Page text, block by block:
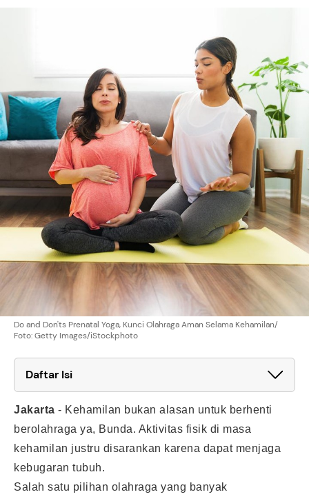
Do and Don'ts Prenatal Yoga, Kunci Olahraga Aman Selama Kehamilan/
Foto: Getty Images/iStockphoto
Daftar Isi
Jakarta - Kehamilan bukan alasan untuk berhenti
berolahraga ya, Bunda. Aktivitas fisik di masa
kehamilan justru disarankan karena dapat menjaga
kebugaran tubuh.
Salah satu pilihan olahraga yang banyak